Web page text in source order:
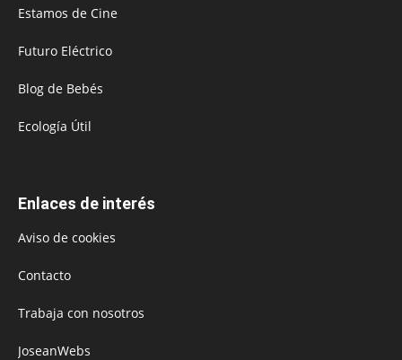
Estamos de Cine
Futuro Eléctrico
Blog de Bebés
Ecología Útil
Enlaces de interés
Aviso de cookies
Contacto
Trabaja con nosotros
JoseanWebs